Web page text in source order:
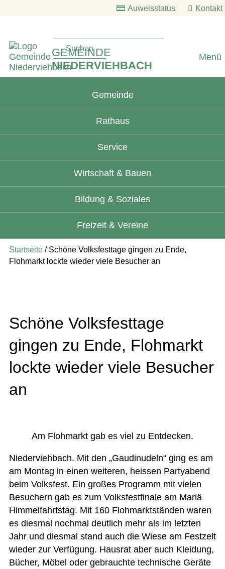
Menü
Auweisstatus Kontakt
GEMEINDE
NIEDERVIEHBACH
Gemeinde
Rathaus
Service
Wirtschaft & Bauen
Bildung & Soziales
Freizeit & Vereine
Startseite/ Schöne Volksfesttage gingen zu Ende,
Flohmarkt lockte wieder viele Besucher an
Schöne Volksfesttage
gingen zu Ende, Flohmarkt
lockte wieder viele Besucher
an
Am Flohmarkt gab es viel zu Entdecken.
Niederviehbach. Mit den „Gaudinudeln“ ging es am
am Montag in einen weiteren, heissen Partyabend
beim Volksfest. Ein großes Programm mit vielen
Besuchern gab es zum Volksfestfinale am Mariä
Himmelfahrtstag. Mit 160 Flohmarktständen waren
es diesmal nochmal deutlich mehr als im letzten
Jahr und diesmal stand auch die Wiese am Festzelt
wieder zur Verfügung. Hausrat aber auch Kleidung,
Bücher, Möbel oder gebrauchte technische Geräte